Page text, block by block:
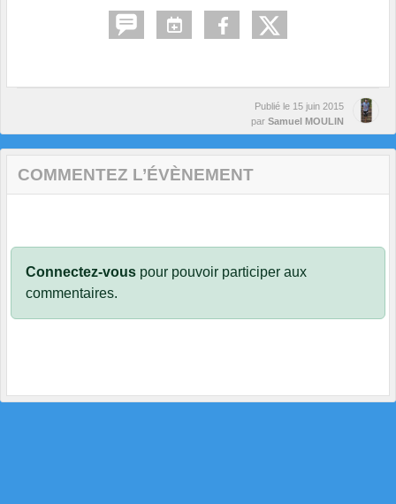
Publié le 15 juin 2015
par Samuel MOULIN
COMMENTEZ L’ÉVÈNEMENT
Connectez-vous pour pouvoir participer aux
commentaires.